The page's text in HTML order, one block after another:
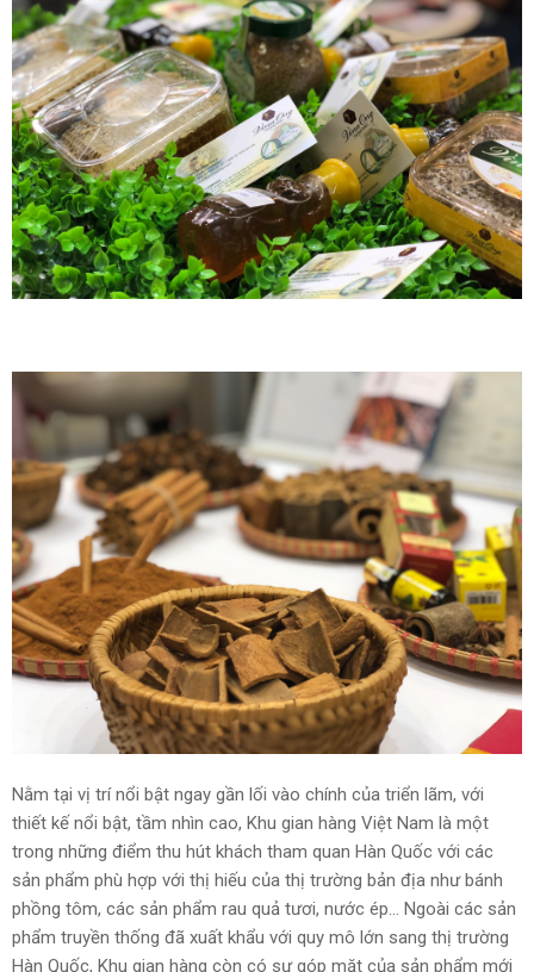
Nằm tại vị trí nổi bật ngay gần lối vào chính của triển lãm, với
thiết kế nổi bật, tầm nhìn cao, Khu gian hàng Việt Nam là một
trong những điểm thu hút khách tham quan Hàn Quốc với các
sản phẩm phù hợp với thị hiếu của thị trường bản địa như bánh
phồng tôm, các sản phẩm rau quả tươi, nước ép... Ngoài các sản
phẩm truyền thống đã xuất khẩu với quy mô lớn sang thị trường
Hàn Quốc, Khu gian hàng còn có sự góp mặt của sản phẩm mới